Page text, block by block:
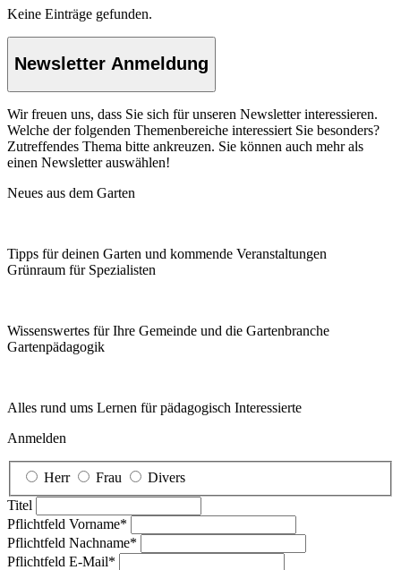
Keine Einträge gefunden.
Newsletter Anmeldung
Wir freuen uns, dass Sie sich für unseren Newsletter interessieren.
Welche der folgenden Themenbereiche interessiert Sie besonders?
Zutreffendes Thema bitte ankreuzen. Sie können auch mehr als
einen Newsletter auswählen!
Neues aus dem Garten
Tipps für deinen Garten und kommende Veranstaltungen
Grünraum für Spezialisten
Wissenswertes für Ihre Gemeinde und die Gartenbranche
Garten­pädagogik
Alles rund ums Lernen für pädagogisch Interessierte
Anmelden
Herr Frau
Divers
Titel
Pflichtfeld Vorname*
Pflichtfeld Nachname*
Pflichtfeld E-Mail*